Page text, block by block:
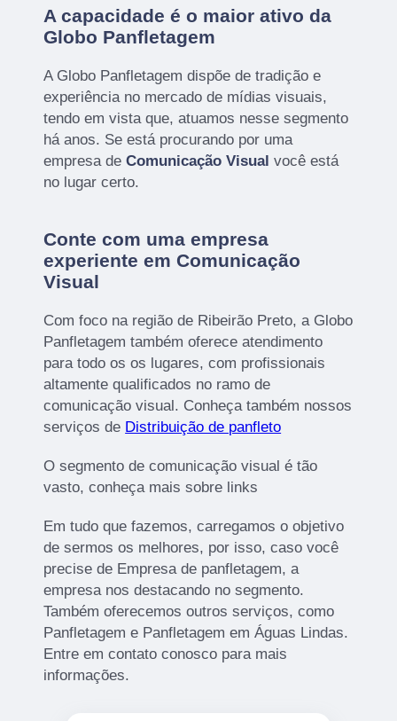
A capacidade é o maior ativo da
Globo Panfletagem
A Globo Panfletagem dispõe de tradição e
experiência no mercado de mídias visuais,
tendo em vista que, atuamos nesse segmento
há anos. Se está procurando por uma
empresa deComunicação Visual você está
no lugar certo.
Conte com uma empresa
experiente em Comunicação
Visual
Com foco na região de Ribeirão Preto, a Globo
Panfletagem também oferece atendimento
para todo os os lugares, com profissionais
altamente qualificados no ramo de
comunicação visual. Conheça também nossos
serviços de Distribuição de panfleto
O segmento de comunicação visual é tão
vasto, conheça mais sobre links
Em tudo que fazemos, carregamos o objetivo
de sermos os melhores, por isso, caso você
precise de Empresa de panfletagem, a
empresa nos destacando no segmento.
Também oferecemos outros serviços, como
Panfletagem e Panfletagem em Águas Lindas.
Entre em contato conosco para mais
informações.